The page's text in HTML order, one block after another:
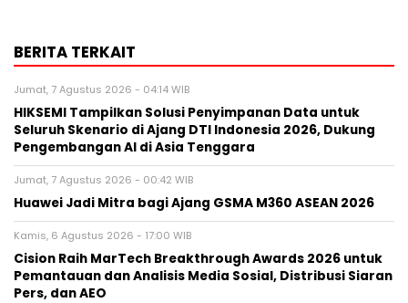
BERITA TERKAIT
Jumat, 7 Agustus 2026 - 04:14 WIB
HIKSEMI Tampilkan Solusi Penyimpanan Data untuk
Seluruh Skenario di Ajang DTI Indonesia 2026, Dukung
Pengembangan AI di Asia Tenggara
Jumat, 7 Agustus 2026 - 00:42 WIB
Huawei Jadi Mitra bagi Ajang GSMA M360 ASEAN 2026
Kamis, 6 Agustus 2026 - 17:00 WIB
Cision Raih MarTech Breakthrough Awards 2026 untuk
Pemantauan dan Analisis Media Sosial, Distribusi Siaran
Pers, dan AEO